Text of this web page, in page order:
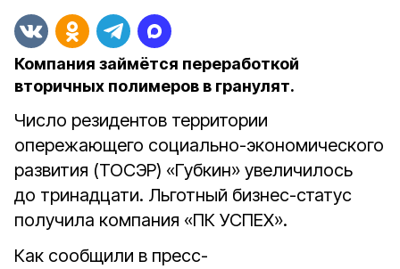
Компания займётся переработкой
вторичных полимеров в гранулят.
Число резидентов территории
опережающего социально-экономического
развития (ТОСЭР) «Губкин» увеличилось
до тринадцати. Льготный бизнес-статус
получила компания «ПК УСПЕХ».
Как сообщили в пресс-